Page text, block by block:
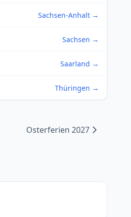
Sachsen-Anhalt →
Sachsen →
Saarland →
Thüringen →
Osterferien 2027